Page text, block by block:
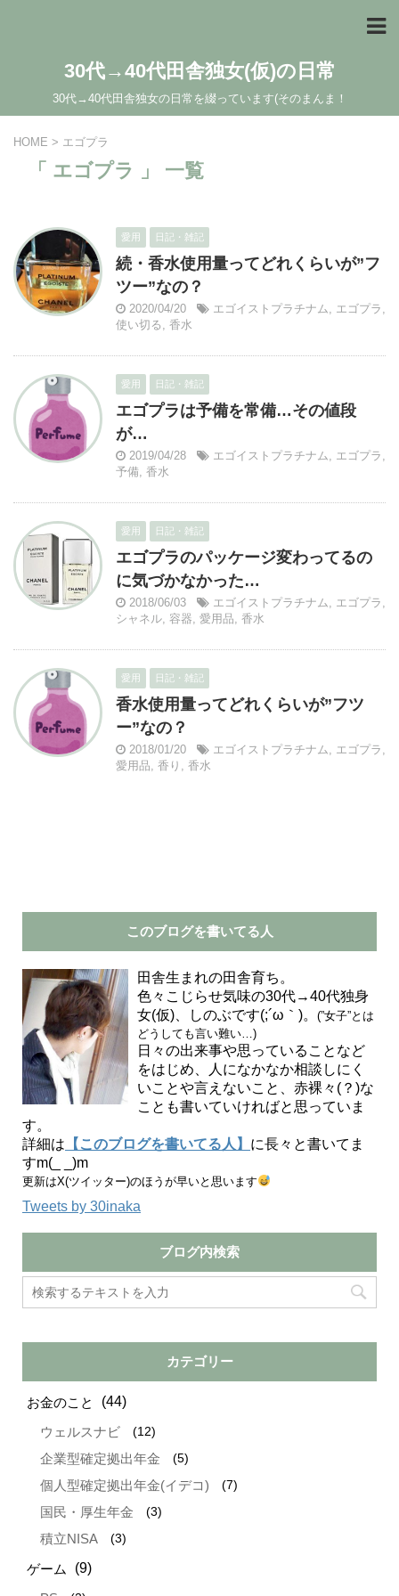
30代→40代田舎独女(仮)の日常
30代→40代田舎独女の日常を綴っています(そのまんま！
HOME > エゴプラ
「 エゴプラ 」 一覧
愛用 日記・雑記
続・香水使用量ってどれくらいが”フ
ツー”なの？
2020/04/20 エゴイストプラチナム, エゴプラ ,
使い切る , 香水
愛用 日記・雑記
エゴプラは予備を常備…その値段
が…
2019/04/28 エゴイストプラチナム, エゴプラ ,
予備, 香水
愛用 日記・雑記
エゴプラのパッケージ変わってるの
に気づかなかった…
2018/06/03 エゴイストプラチナム, エゴプラ ,
シャネル, 容器, 愛用品, 香水
愛用 日記・雑記
香水使用量ってどれくらいが”フツ
ー”なの？
2018/01/20 エゴイストプラチナム, エゴプラ ,
愛用品, 香り , 香水
このブログを書いてる人
田舎生まれの田舎育ち。
色々こじらせ気味の30代→40代独身
女(仮)、しのぶです(;´ω｀)。(”女子”とは
どうしても言い難い…)
日々の出来事や思っていることなど
をはじめ、人になかなか相談しにく
いことや言えないこと、赤裸々(？)な
ことも書いていければと思っていま
す。
詳細は 【このブログを書いてる人】 に長々と書いてま
すm(_ _)m
更新はX(ツイッター)のほうが早いと思います
Tweets by 30inaka
ブログ内検索
カテゴリー
お金のこと (44)
ウェルスナビ (12)
企業型確定拠出年金 (5)
個人型確定拠出年金(イデコ) (7)
国民・厚生年金 (3)
積立NISA (3)
ゲーム (9)